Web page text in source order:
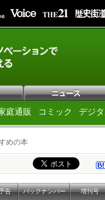
庭通販 コミック デジ
めの本
告 バックナンバー 増刊号